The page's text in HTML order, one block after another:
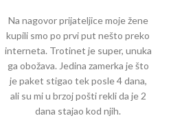
Na nagovor prijateljice moje žene
kupili smo po prvi put nešto preko
interneta. Trotinet je super, unuka
ga obožava. Jedina zamerka je što
je paket stigao tek posle 4 dana,
ali su mi u brzoj pošti rekli da je 2
dana stajao kod njih.